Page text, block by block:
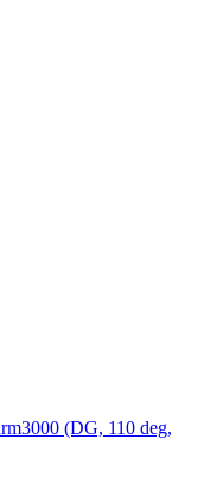
(DG, 110 deg,